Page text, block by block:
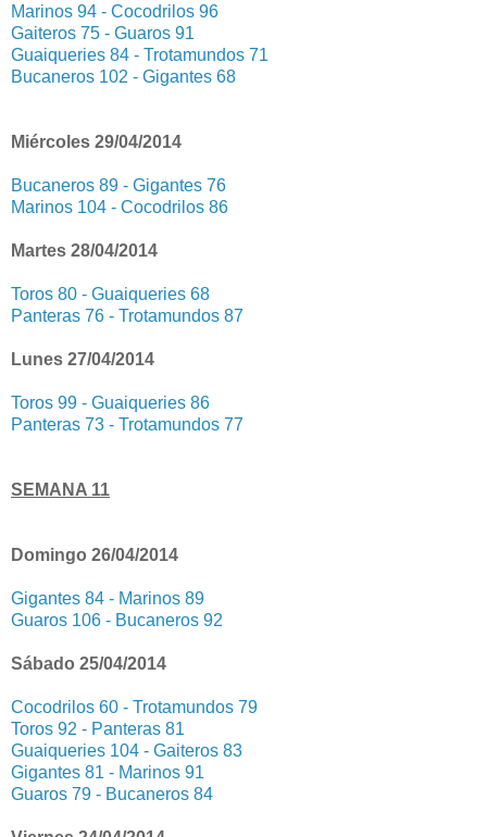
Marinos 94 - Cocodrilos 96
Gaiteros 75 - Guaros 91
Guaiqueries 84 - Trotamundos 71
Bucaneros 102 - Gigantes 68
Miércoles 29/04/2014
Bucaneros 89 - Gigantes 76
Marinos 104 - Cocodrilos 86
Martes 28/04/2014
Toros 80 - Guaiqueries 68
Panteras 76 - Trotamundos 87
Lunes 27/04/2014
Toros 99 - Guaiqueries 86
Panteras 73 - Trotamundos 77
SEMANA 11
Domingo 26/04/2014
Gigantes 84 - Marinos 89
Guaros 106 - Bucaneros 92
Sábado 25/04/2014
Cocodrilos 60 - Trotamundos 79
Toros 92 - Panteras 81
Guaiqueries 104 - Gaiteros 83
Gigantes 81 - Marinos 91
Guaros 79 - Bucaneros 84